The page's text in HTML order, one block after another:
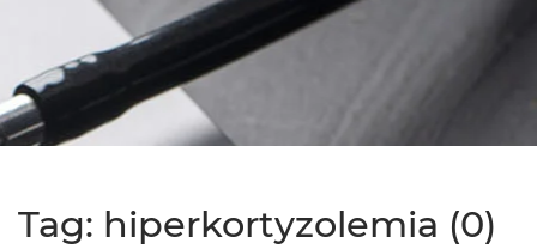
Tag: hiperkortyzolemia (0)